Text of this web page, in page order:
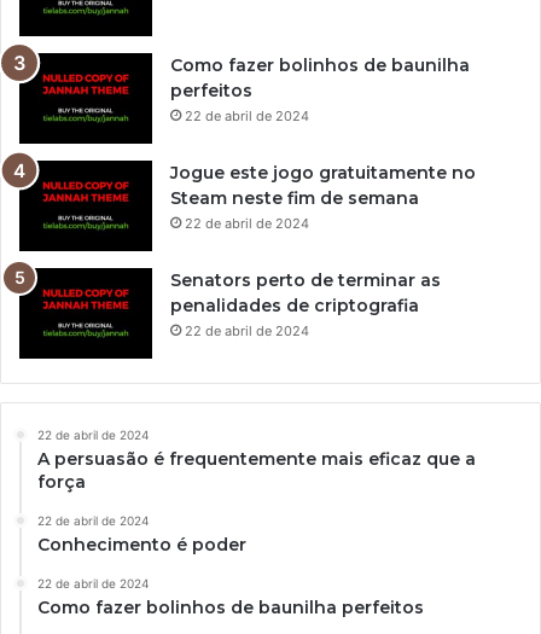
Como fazer bolinhos de baunilha
perfeitos
22 de abril de 2024
Jogue este jogo gratuitamente no
Steam neste fim de semana
22 de abril de 2024
Senators perto de terminar as
penalidades de criptografia
22 de abril de 2024
22 de abril de 2024
A persuasão é frequentemente mais eficaz que a
força
22 de abril de 2024
Conhecimento é poder
22 de abril de 2024
Como fazer bolinhos de baunilha perfeitos